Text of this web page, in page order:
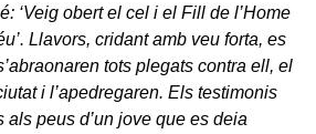
‘Veig obert el cel i el Fill de l’Home
Llavors, cridant amb veu forta, es
tots plegats contra ell, el
i l’apedregaren. Els testimonis
peus d’un jove que es deia